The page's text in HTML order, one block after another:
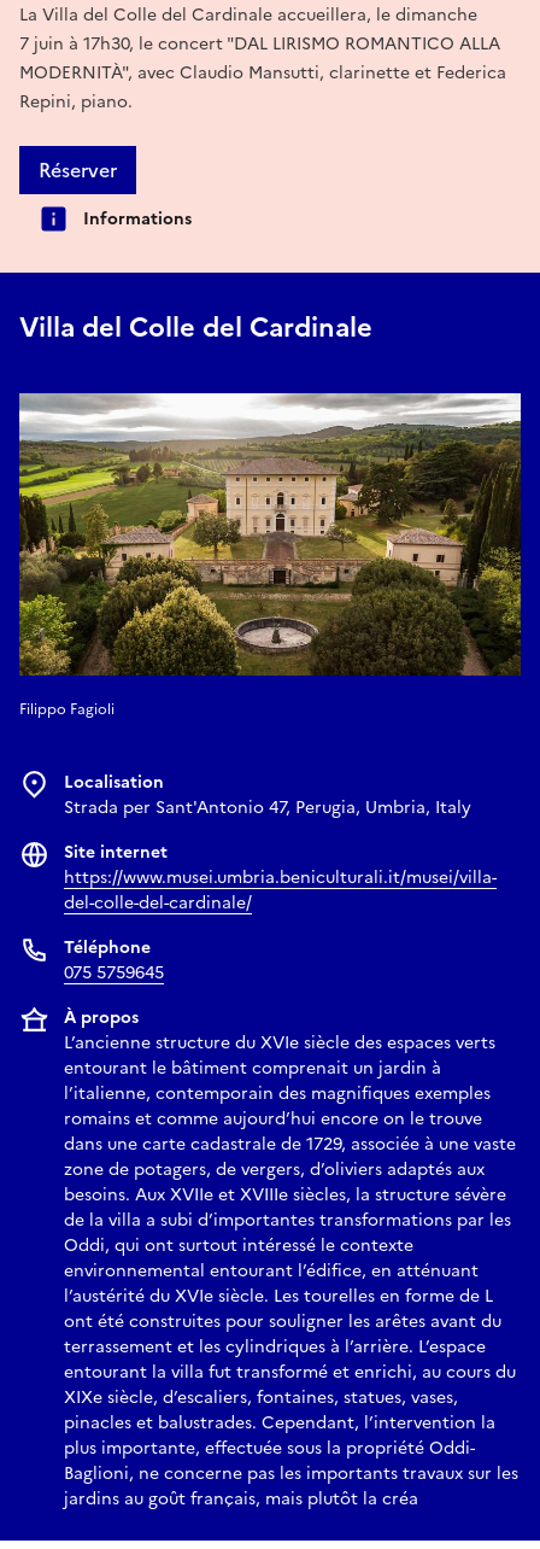
La Villa del Colle del Cardinale accueillera, le dimanche
7 juin à 17h30, le concert "DAL LIRISMO ROMANTICO ALLA
MODERNITÀ", avec Claudio Mansutti, clarinette et Federica
Repini, piano.
Réserver
Informations
Villa del Colle del Cardinale
Filippo Fagioli
Localisation
Strada per Sant'Antonio 47, Perugia, Umbria, Italy
Site internet
https://www.musei.umbria.beniculturali.it/musei/villa-
del-colle-del-cardinale/
Téléphone
075 5759645
À propos
L’ancienne structure du XVIe siècle des espaces verts
entourant le bâtiment comprenait un jardin à
l’italienne, contemporain des magnifiques exemples
romains et comme aujourd’hui encore on le trouve
dans une carte cadastrale de 1729, associée à une vaste
zone de potagers, de vergers, d’oliviers adaptés aux
besoins. Aux XVIIe et XVIIIe siècles, la structure sévère
de la villa a subi d’importantes transformations par les
Oddi, qui ont surtout intéressé le contexte
environnemental entourant l’édifice, en atténuant
l’austérité du XVIe siècle. Les tourelles en forme de L
ont été construites pour souligner les arêtes avant du
terrassement et les cylindriques à l’arrière. L’espace
entourant la villa fut transformé et enrichi, au cours du
XIXe siècle, d’escaliers, fontaines, statues, vases,
pinacles et balustrades. Cependant, l’intervention la
plus importante, effectuée sous la propriété Oddi-
Baglioni, ne concerne pas les importants travaux sur les
jardins au goût français, mais plutôt la créa